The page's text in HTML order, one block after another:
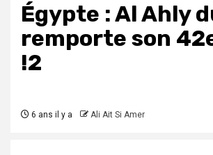
Égypte : Al Ahly
remporte son
!2
6 ans il y a Ali Ait Si Amer